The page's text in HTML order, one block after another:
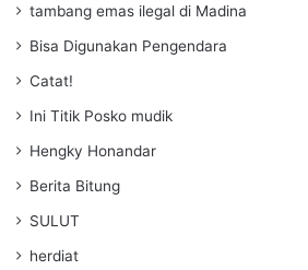
tambang emas ilegal di Madina
Bisa Digunakan Pengendara
Catat!
Ini Titik Posko mudik
Hengky Honandar
Berita Bitung
SULUT
herdiat